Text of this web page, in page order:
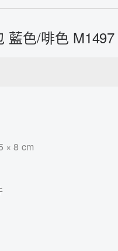
藍色/啡色 M1497
× 8 cm